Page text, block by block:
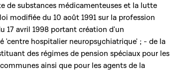
de substances médicamenteuses et la lutte
modifiée du 10 août 1991 sur la profession
17 avril 1998 portant création d'un
'centre hospitalier neuropsychiatrique' ; - de la
des régimes de pension spéciaux pour les
ainsi que pour les agents de la